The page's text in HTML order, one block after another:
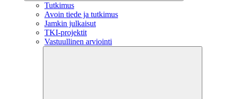
Tutkimus
Avoin tiede ja tutkimus
Jamkin julkaisut
TKI-projektit
Vastuullinen arviointi